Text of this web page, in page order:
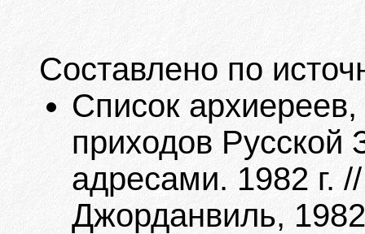
Составлено по
Список
приходов Русской
адресами. 1982 г.
Джорданвиль,